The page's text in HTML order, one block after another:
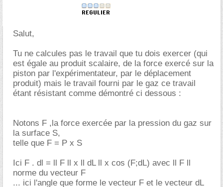
Salut,
Tu ne calcules pas le travail que tu dois exercer (qui
est égale au produit scalaire, de la force exercé sur la
piston par l'expérimentateur, par le déplacement
produit) mais le travail fourni par le gaz ce travail
étant résistant comme démontré ci dessous :
Notons F ,la force exercée par la pression du gaz sur
la surface S,
telle que F = P x S
Ici F . dl = ll F ll x ll dL ll x cos (F;dL) avec ll F ll
norme du vecteur F
... ici l'angle que forme le vecteur F et le vecteur dL